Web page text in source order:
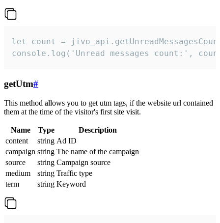
let count =
console.log('Unread messages count:',
getUtm#
This method allows you to get utm tags, if the website url contained
them at the time of the visitor's first site visit.
Name Type
Description
content
string Ad ID
campaign string The name of the campaign
source
string Campaign source
medium
string Traffic type
term
string Keyword